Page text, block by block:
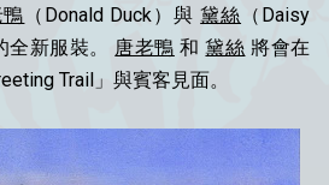
鴨 （Donald Duck）與黛絲 （Daisy
全新服裝。 唐老鴨 和黛絲 將會在
Trail」與賓客見面。